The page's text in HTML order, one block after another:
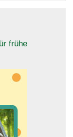
frühe